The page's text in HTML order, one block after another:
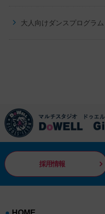
大人向けダンスプログラム
採用情報